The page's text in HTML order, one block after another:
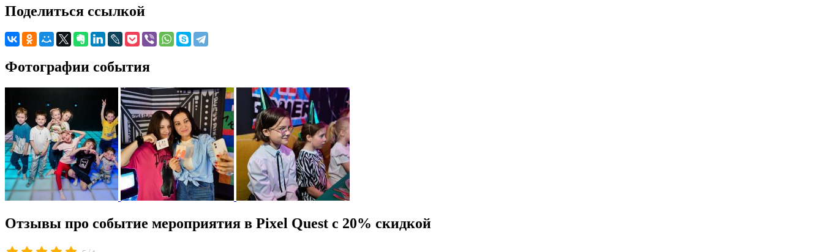
Поделиться ссылкой
Фотографии события
Отзывы про событие мероприятия в Pixel Quest с 20% скидкой